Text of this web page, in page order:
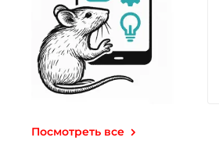
Посмотреть все